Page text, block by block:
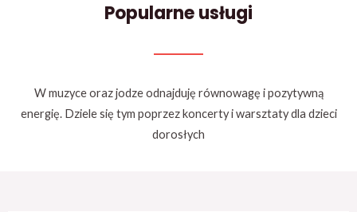
Popularne usługi
W muzyce oraz jodze odnajduję równowagę i pozytywną
energię. Dziele się tym poprzezkoncerty i warsztaty dla dzieci
dorosłych